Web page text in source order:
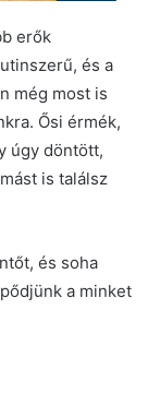
erők
és a
még most is
Ősi érmék,
úgy döntött,
is találsz
és soha
a minket